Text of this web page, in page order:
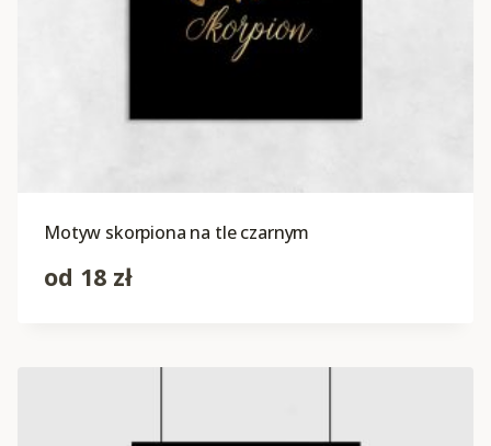
Motyw skorpiona na tle czarnym
od 18 zł